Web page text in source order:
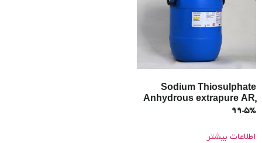
Sodium Thiosulphate
Anhydrous extrapure AR,
99.5%
اطلاعات بیشتر